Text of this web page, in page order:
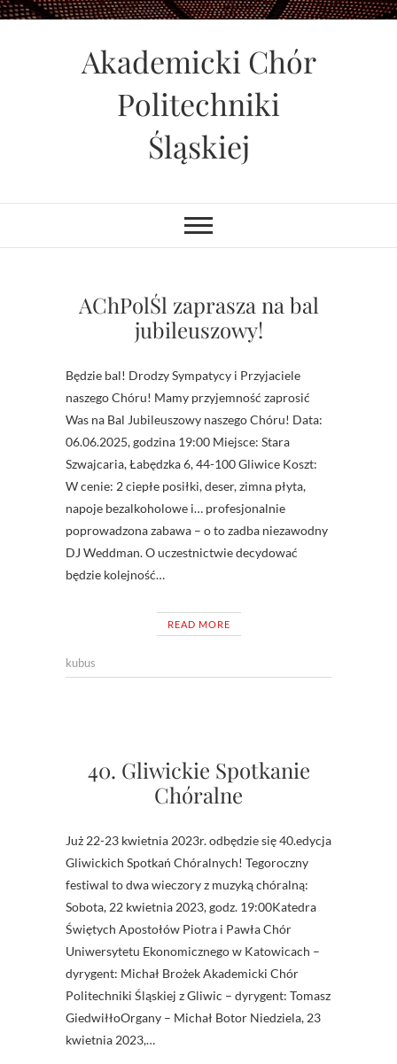
Skip
Akademicki Chór
Politechniki
Śląskiej
AChPolŚl zaprasza na bal
jubileuszowy!
Będzie bal! Drodzy Sympatycy i Przyjaciele
naszego Chóru! Mamy przyjemność zaprosić
Was na Bal Jubileuszowy naszego Chóru! Data:
06.06.2025, godzina 19:00 Miejsce: Stara
Szwajcaria, Łabędzka 6, 44-100 Gliwice Koszt:
W cenie: 2 ciepłe posiłki, deser, zimna płyta,
napoje bezalkoholowe i… profesjonalnie
poprowadzona zabawa – o to zadba niezawodny
DJ Weddman. O uczestnictwie decydować
będzie kolejność…
READ MORE
kubus
40. Gliwickie Spotkanie
Chóralne
Już 22-23 kwietnia 2023r. odbędzie się 40.edycja
Gliwickich Spotkań Chóralnych! Tegoroczny
festiwal to dwa wieczory z muzyką chóralną:
Sobota, 22 kwietnia 2023, godz. 19:00Katedra
Świętych Apostołów Piotra i Pawła Chór
Uniwersytetu Ekonomicznego w Katowicach –
dyrygent: Michał Brożek Akademicki Chór
Politechniki Śląskiej z Gliwic – dyrygent: Tomasz
GiedwiłłoOrgany – Michał Botor Niedziela, 23
kwietnia 2023,…